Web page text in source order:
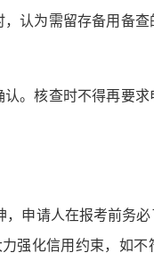
认为需留存备用备
。核查时不得再要
申请人在报考前务
强化信用约束，如